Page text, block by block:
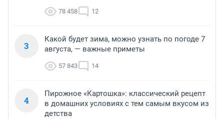
78 458 12
3
Какой будет зима, можно узнать по погоде 7
августа, — важные приметы
57 843 14
4
Пирожное «Картошка»: классический рецепт
в домашних условиях с тем самым вкусом из
детства